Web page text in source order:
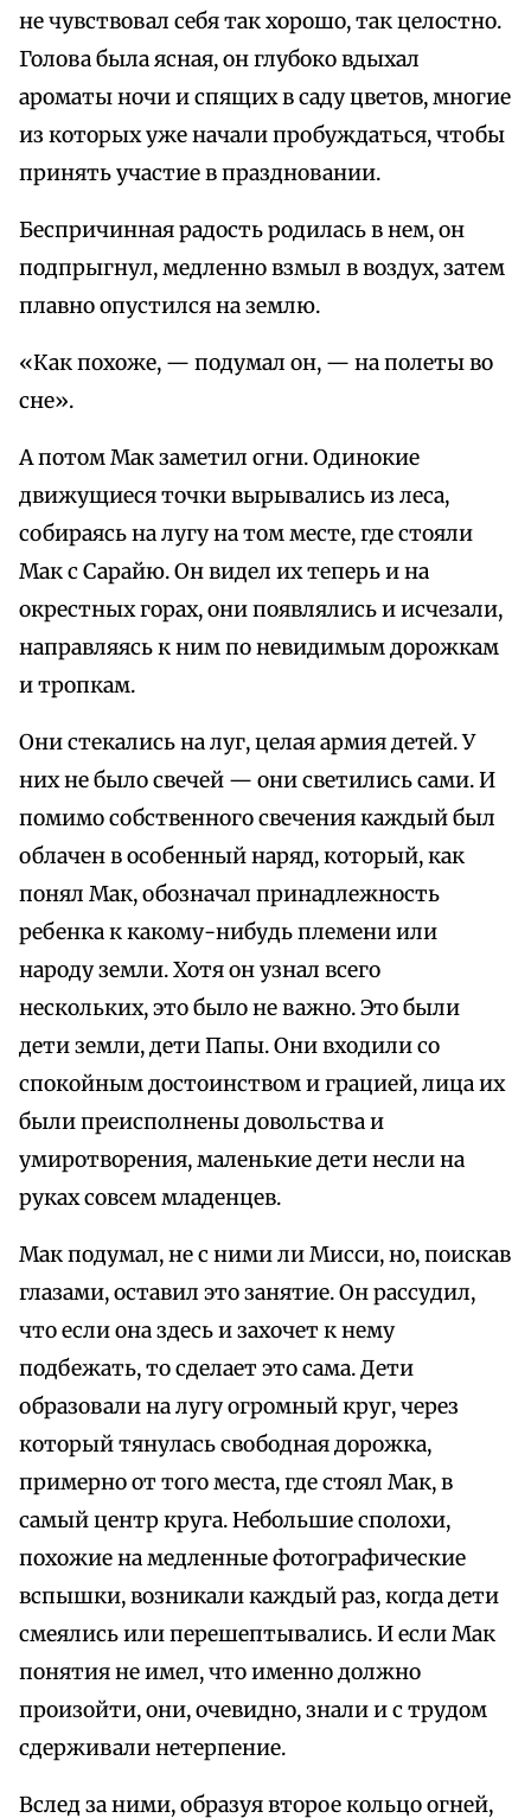
не чувствовал себя так хорошо, так целостно.
Голова была ясная, он глубоко вдыхал
ароматы ночи и спящих в саду цветов, многие
из которых уже начали пробуждаться, чтобы
принять участие в праздновании.
Беспричинная радость родилась в нем, он
подпрыгнул, медленно взмыл в воздух, затем
плавно опустился на землю.
«Как похоже, — подумал он, — на полеты во
сне».
А потом Мак заметил огни. Одинокие
движущиеся точки вырывались из леса,
собираясь на лугу на том месте, где стояли
Мак с Сарайю. Он видел их теперь и на
окрестных горах, они появлялись и исчезали,
направляясь к ним по невидимым дорожкам
и тропкам.
Они стекались на луг, целая армия детей. У
них не было свечей — они светились сами. И
помимо собственного свечения каждый был
облачен в особенный наряд, который, как
понял Мак, обозначал принадлежность
ребенка к какому-нибудь племени или
народу земли. Хотя он узнал всего
нескольких, это было не важно. Это были
дети земли, дети Папы. Они входили со
спокойным достоинством и грацией, лица их
были преисполнены довольства и
умиротворения, маленькие дети несли на
руках совсем младенцев.
Мак подумал, не с ними ли Мисси, но, поискав
глазами, оставил это занятие. Он рассудил,
что если она здесь и захочет к нему
подбежать, то сделает это сама. Дети
образовали на лугу огромный круг, через
который тянулась свободная дорожка,
примерно от того места, где стоял Мак, в
самый центр круга. Небольшие сполохи,
похожие на медленные фотографические
вспышки, возникали каждый раз, когда дети
смеялись или перешептывались. И если Мак
понятия не имел, что именно должно
произойти, они, очевидно, знали и с трудом
сдерживали нетерпение.
Вслед за ними, образуя второе кольцо огней,